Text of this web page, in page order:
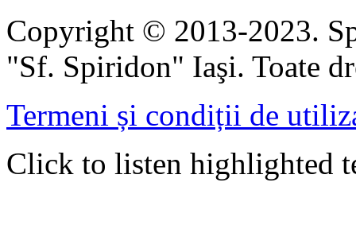
Copyright © 2013-2023.
"Sf. Spiridon" Iaşi. Toate
Termeni și condiții de
Click to listen highlighted